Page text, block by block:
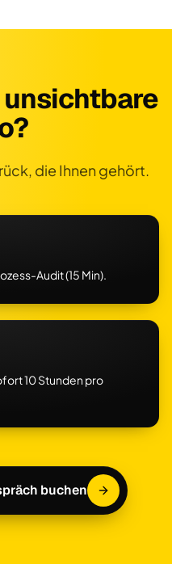
die Ihnen gehört.
Audit (15 Min).
10 Stunden pro
buchen